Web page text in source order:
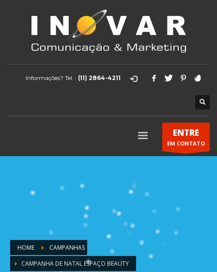
Informações? Tel. : (11) 2864-4211
ENTRE
EM CONTATO
HOME
CAMPANHAS
CAMPANHA DE NATAL ESPAÇO BEAUTY